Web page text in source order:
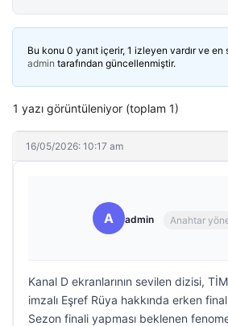
Bu konu 0 yanıt içerir, 1 izleyen vardır ve en
admin tarafından güncellenmiştir.
1 yazı görüntüleniyor (toplam 1)
16/05/2026: 10:17 am
A admin Anahtar
Kanal D ekranlarının sevilen dizisi,
imzalı Eşref Rüya hakkında erken
Sezon finali yapması beklenen